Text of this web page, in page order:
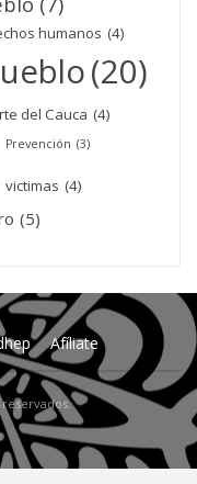
humanos (4)
(20)
del Cauca (4)
Prevención (3)
victimas (4)
(5)
Afíliate